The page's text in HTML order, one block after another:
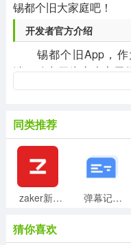
锡都个旧大家庭吧！
开发者官方介绍
锡都个旧App，作
端，致力于为广大市民
与生活便利服务。这
同类推荐
zaker新闻官方版v8.8.3安卓版 弹幕记忆最新版v5.0.0安卓版
猜你喜欢